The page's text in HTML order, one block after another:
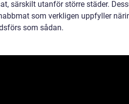
särskilt utanför större städer.
som verkligen uppfyller
som sådan.